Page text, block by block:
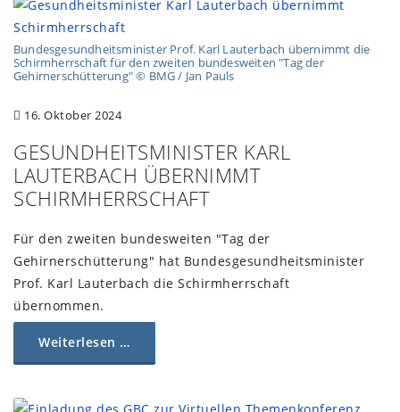
Bundesgesundheitsminister Prof. Karl Lauterbach übernimmt die
Schirmherrschaft für den zweiten bundesweiten "Tag der
Gehirnerschütterung" © BMG / Jan Pauls
GESUNDHEITSMINISTER KARL
LAUTERBACH ÜBERNIMMT
SCHIRMHERRSCHAFT
16. Oktober 2024
Für den zweiten bundesweiten "Tag der
Gehirnerschütterung" hat Bundesgesundheitsminister
Prof. Karl Lauterbach die Schirmherrschaft
übernommen.
Weiterlesen …